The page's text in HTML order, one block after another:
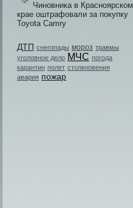
Чиновника в Красноярском
крае оштрафовали за покупку
Toyota Camry
ДТП снегопады мороз травмы
уголовное дело МЧС погода
карантин полет столкновения
авария пожар